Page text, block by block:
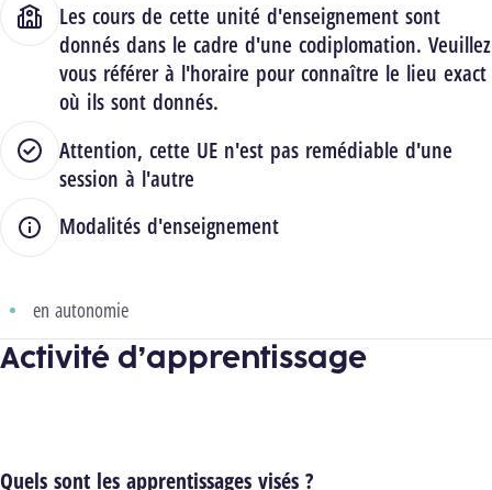
Les cours de cette unité d'enseignement sont
donnés dans le cadre d'une codiplomation. Veuillez
vous référer à l'horaire pour connaître le lieu exact
où ils sont donnés.
Attention, cette UE n'est pas remédiable d'une
session à l'autre
Modalités d'enseignement
en autonomie
Activité d’apprentissage
Quels sont les apprentissages visés ?